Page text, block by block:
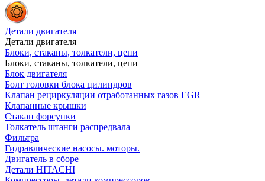
Детали двигателя
Детали двигателя
Блоки, стаканы, толкатели, цепи
Блоки, стаканы, толкатели, цепи
Блок двигателя
Болт головки блока цилиндров
Клапан рециркуляции отработанных газов EGR
Клапанные крышки
Стакан форсунки
Толкатель штанги распредвала
Фильтра
Гидравлические насосы. моторы.
Двигатель в сборе
Детали HITACHI